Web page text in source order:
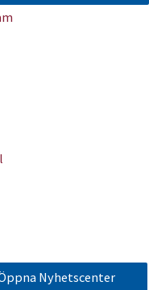
Nyhetscenter